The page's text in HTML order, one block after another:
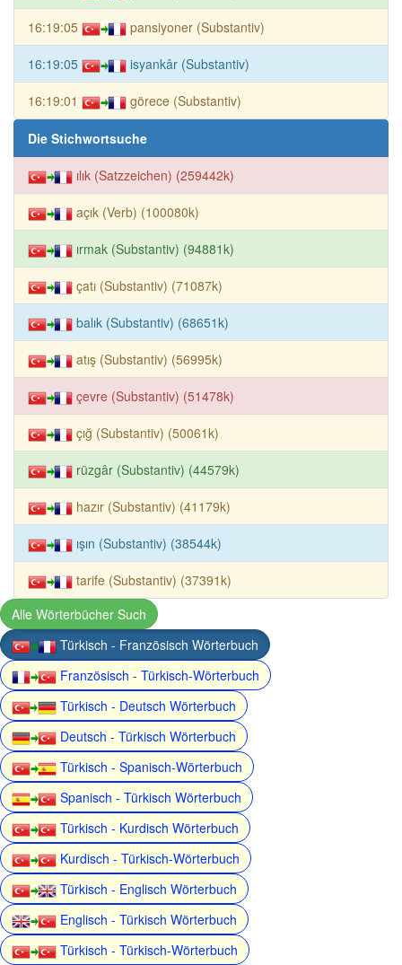
16:19:05 pansiyoner (Substantiv)
16:19:05 isyankâr (Substantiv)
16:19:01 görece (Substantiv)
Die Stichwortsuche
ılık (Satzzeichen) (259442k)
açık (Verb) (100080k)
ırmak (Substantiv) (94881k)
çatı (Substantiv) (71087k)
balık (Substantiv) (68651k)
atış (Substantiv) (56995k)
çevre (Substantiv) (51478k)
çığ (Substantiv) (50061k)
rüzgâr (Substantiv) (44579k)
hazır (Substantiv) (41179k)
ışın (Substantiv) (38544k)
tarife (Substantiv) (37391k)
Alle Wörterbücher Such
Türkisch - Französisch Wörterbuch
Französisch - Türkisch-Wörterbuch
Türkisch - Deutsch Wörterbuch
Deutsch - Türkisch Wörterbuch
Türkisch - Spanisch-Wörterbuch
Spanisch - Türkisch Wörterbuch
Türkisch - Kurdisch Wörterbuch
Kurdisch - Türkisch-Wörterbuch
Türkisch - Englisch Wörterbuch
Englisch - Türkisch Wörterbuch
Türkisch - Türkisch-Wörterbuch